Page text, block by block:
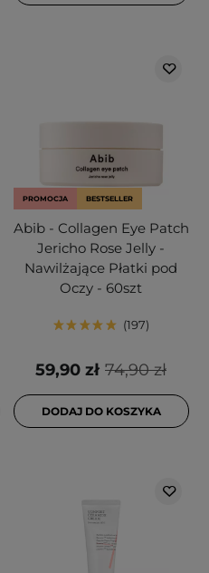
PROMOCJA BESTSELLER
Abib - Collagen Eye Patch
Jericho Rose Jelly -
Nawilżające Płatki pod
Oczy - 60szt
197
74,90 zł
59,90 zł
DODAJ DO KOSZYKA